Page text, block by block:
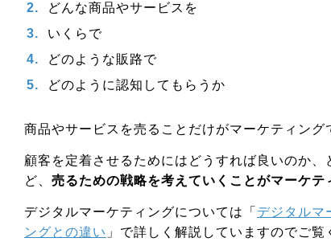
どんな商品やサービスを
いくらで
どのような販路で
どのように認知してもらうか
商品やサービスを売ることだけがマーケティング
顧客を定着させるためにはどうすれば良いのか
ど、 売るための戦略を考えていくことがマーケテ
デジタルマーケティングについては「 デジタルマ
ングとの違い 」で詳しく解説していますのでご覧